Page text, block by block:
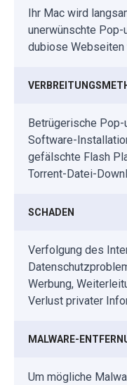
Ihr Mac wird
unerwünschte
dubiose
Betrügerische
Software-
gefälschte Flash
Torrent-Datei-
SCHADEN
Verfolgung des
Werbung,
Verlust privater
MALWARE-
Um mögliche